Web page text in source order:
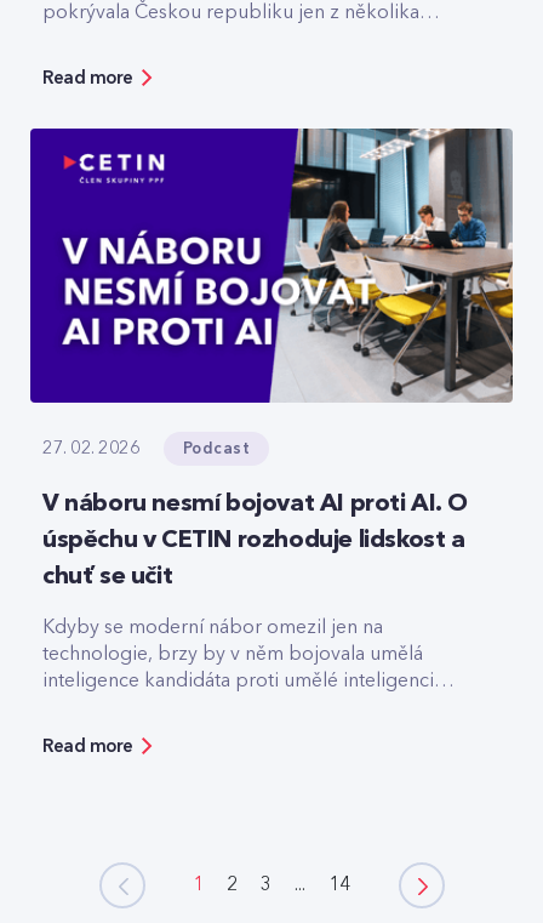
pokrývala Českou republiku jen z několika
za špičkovou kvalitu a optimalizaci rádiové sítě. V
prázdné O2 areně nebo komu už dnes
spolehlivě slouží privátní 5G sítě.
Read more
27. 02. 2026 Podcast
V náboru nesmí bojovat AI proti AI. O
úspěchu v CETIN rozhoduje lidskost a
chuť se učit
Kdyby se moderní nábor omezil jen na
technologie, brzy by v něm bojovala umělá
inteligence kandidáta proti umělé inteligenci
Read more
1 2 3 ... 14